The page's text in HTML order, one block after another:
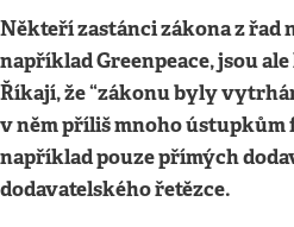
Někteří zastánci zákona z řad
například Greenpeace, jsou
Říkají, že “zákonu byly
v něm příliš mnoho ústupkům
například pouze přímých
dodavatelského řetězce.